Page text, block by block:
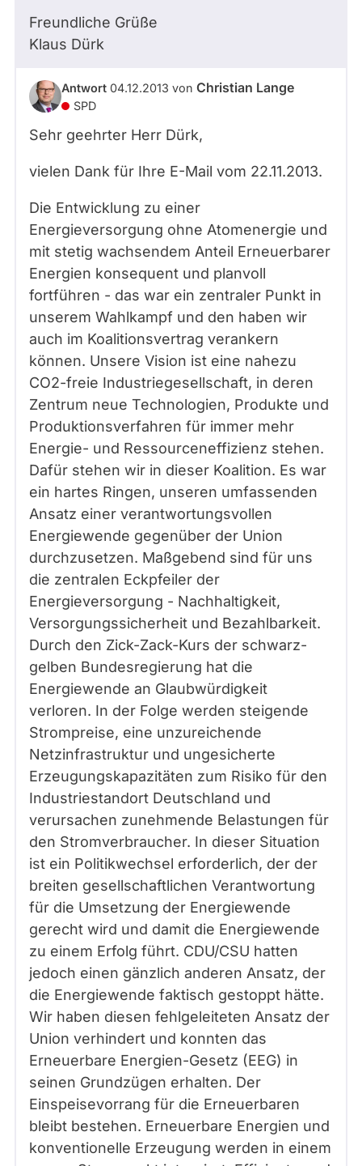
Freundliche Grüße
Klaus Dürk
Antwort 04.12.2013 von Christian Lange
SPD
Sehr geehrter Herr Dürk,
vielen Dank für Ihre E-Mail vom 22.11.2013.
Die Entwicklung zu einer
Energieversorgung ohne Atomenergie und
mit stetig wachsendem Anteil Erneuerbarer
Energien konsequent und planvoll
fortführen - das war ein zentraler Punkt in
unserem Wahlkampf und den haben wir
auch im Koalitionsvertrag verankern
können. Unsere Vision ist eine nahezu
CO2-freie Industriegesellschaft, in deren
Zentrum neue Technologien, Produkte und
Produktionsverfahren für immer mehr
Energie- und Ressourceneffizienz stehen.
Dafür stehen wir in dieser Koalition. Es war
ein hartes Ringen, unseren umfassenden
Ansatz einer verantwortungsvollen
Energiewende gegenüber der Union
durchzusetzen. Maßgebend sind für uns
die zentralen Eckpfeiler der
Energieversorgung - Nachhaltigkeit,
Versorgungssicherheit und Bezahlbarkeit.
Durch den Zick-Zack-Kurs der schwarz-
gelben Bundesregierung hat die
Energiewende an Glaubwürdigkeit
verloren. In der Folge werden steigende
Strompreise, eine unzureichende
Netzinfrastruktur und ungesicherte
Erzeugungskapazitäten zum Risiko für den
Industriestandort Deutschland und
verursachen zunehmende Belastungen für
den Stromverbraucher. In dieser Situation
ist ein Politikwechsel erforderlich, der der
breiten gesellschaftlichen Verantwortung
für die Umsetzung der Energiewende
gerecht wird und damit die Energiewende
zu einem Erfolg führt. CDU/CSU hatten
jedoch einen gänzlich anderen Ansatz, der
die Energiewende faktisch gestoppt hätte.
Wir haben diesen fehlgeleiteten Ansatz der
Union verhindert und konnten das
Erneuerbare Energien-Gesetz (EEG) in
seinen Grundzügen erhalten. Der
Einspeisevorrang für die Erneuerbaren
bleibt bestehen. Erneuerbare Energien und
konventionelle Erzeugung werden in einem